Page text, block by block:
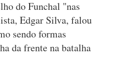
do Funchal "nas
Edgar Silva, falou
sendo formas
da frente na batalha